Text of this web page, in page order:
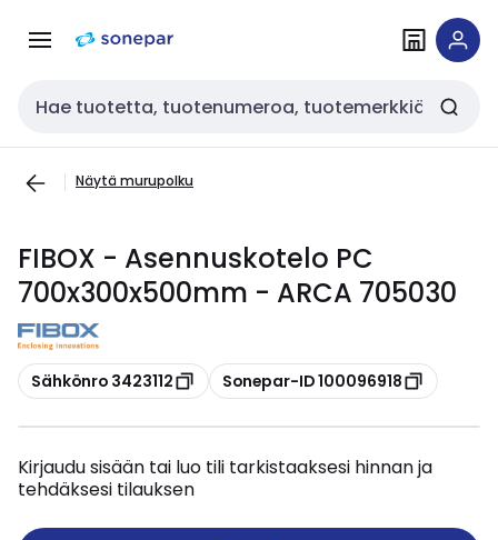
navigointiinsisältöön
Haku
Näytä murupolku
FIBOX - Asennuskotelo PC
700x300x500mm - ARCA 705030
Kopioi
Sähkönro 3423112 Kopioi
Sonepar-ID 100096918
Kirjaudu sisään tai luo tili tarkistaaksesi hinnan ja
tehdäksesi tilauksen